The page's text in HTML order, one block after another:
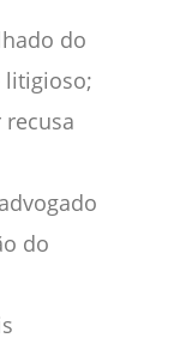
do
litigioso;
recusa
do